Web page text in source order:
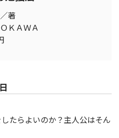
著
ＫＡＷＡ
たらよいのか？主人公はそん